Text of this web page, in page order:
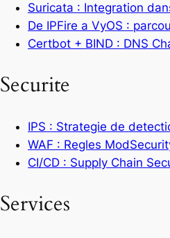
Suricata : Integration
De IPFire a VyOS :
Certbot + BIND : DNS
Securite
IPS : Strategie de
WAF : Regles
CI/CD : Supply Chain
Services